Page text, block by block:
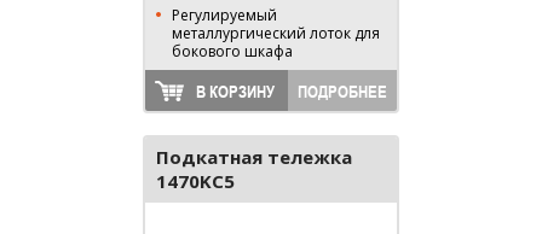
Регулируемый
металлургический лоток для
бокового шкафа
В КОРЗИНУ ПОДРОБНЕЕ
Подкатная тележка
1470KC5